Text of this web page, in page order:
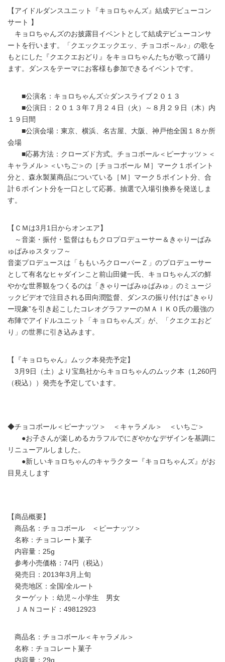
【アイドルダンスユニット『キョロちゃんズ』結成デビューコン
サート 】
キョロちゃんズのお披露目イベントとして結成デビューコンサ
ートを行います。「クエックエックエッ、チョコボ～ル♪」の歌を
もとにした『クエクエおどり』をキョロちゃんたちが歌って踊り
ます。ダンスをテーマにお客様も参加できるイベントです。
■公演名：キョロちゃんズ☆ダンスライブ２０１３
■公演日：２０１３年７月２４日（火）～８月２９日（木）内
１９日間
■公演会場：東京、横浜、名古屋、大阪、神戸他全国１８か所
会場
■応募方法：クローズド方式。チョコボール＜ピーナッツ＞＜
キャラメル＞＜いちご＞の［チョコボール Ｍ］マーク１ポイント
分と、森永製菓商品についている［Ｍ］マーク５ポイント分、合
計６ポイント分を一口として応募。抽選で入場引換券を発送しま
す。
【ＣＭは3月1日からオンエア】
～音楽・振付・監督はももクロプロデューサー＆きゃりーぱみ
ゅぱみゅスタッフ～
音楽プロデュースは「ももいろクローバーＺ」のプロデューサー
として有名なヒャダインこと前山田健一氏、キョロちゃんズの鮮
やかな世界観をつくるのは「きゃりーぱみゅぱみゅ」のミュージ
ックビデオで注目される田向潤監督、ダンスの振り付けは“きゃり
ー現象”を引き起こしたコレオグラファーのＭＡＩＫＯ氏の最強の
布陣でアイドルユニット「キョロちゃんズ」が、「クエクエおど
り」の世界に引き込みます。
【『キョロちゃん』ムック本発売予定】
3月9日（土）より宝島社からキョロちゃんのムック本（1,260円
（税込））発売を予定しています。
◆チョコボール＜ピーナッツ＞ ＜キャラメル＞ ＜いちご＞
●お子さんが楽しめるカラフルでにぎやかなデザインを基調に
リニューアルしました。
●新しいキョロちゃんのキャラクター『キョロちゃんズ』がお
目見えします
【商品概要】
商品名：チョコボール ＜ピーナッツ＞
名称：チョコレート菓子
内容量：25g
参考小売価格：74円（税込）
発売日：2013年3月上旬
発売地区：全国/全ルート
ターゲット：幼児～小学生 男女
ＪＡＮコード：49812923
商品名：チョコボール＜キャラメル＞
名称：チョコレート菓子
内容量：29g